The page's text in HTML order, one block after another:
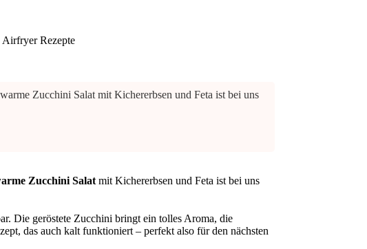
Airfryer Rezepte
Zucchini Salat mit Kichererbsen und Feta ist bei uns
Zucchini Salat mit Kichererbsen und Feta ist bei uns
Die geröstete Zucchini bringt ein tolles Aroma, die
das auch kalt funktioniert – perfekt also für den nächsten